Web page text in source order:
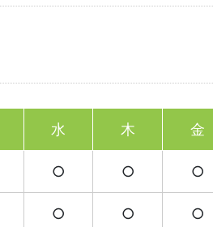
水 木 金
○ ○ ○
○ ○ ○